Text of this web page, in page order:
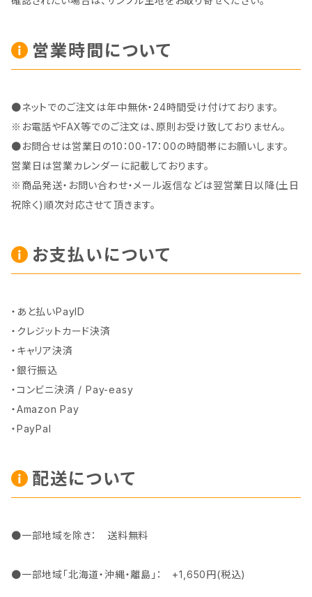
営業時間について
●ネットでのご注文は年中無休・24時間受け付けております。
※お電話やFAX等でのご注文は、原則お受け致しておりません。
●お問合せは営業日の10：00-17：00の時間帯にお願いします。
営業日は営業カレンダーに記載しております。
※商品発送・お問い合わせ・メール返信などは翌営業日以降(土日
祝除く)順次対応させて頂きます。
お支払いについて
・あと払いPayID
・クレジットカード決済
・キャリア決済
・銀行振込
・コンビニ決済 / Pay-easy
・Amazon Pay
・PayPal
配送について
●一部地域を除き： 送料無料
●一部地域「北海道・沖縄・離島」： +1,650円(税込)